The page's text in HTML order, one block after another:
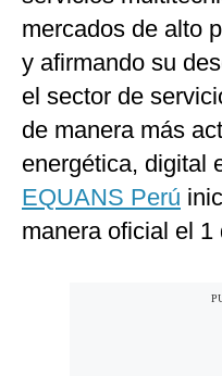
Internacional
Tecnología
Club del Suscriptor
Mix
mercados de alto
y afirmando su
el sector de
de manera más
energética, digital
EQUANS Perú
manera oficial el